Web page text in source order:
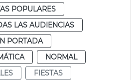
POPULARES
LAS AUDIENCIAS
PORTADA
NORMAL
FIESTAS